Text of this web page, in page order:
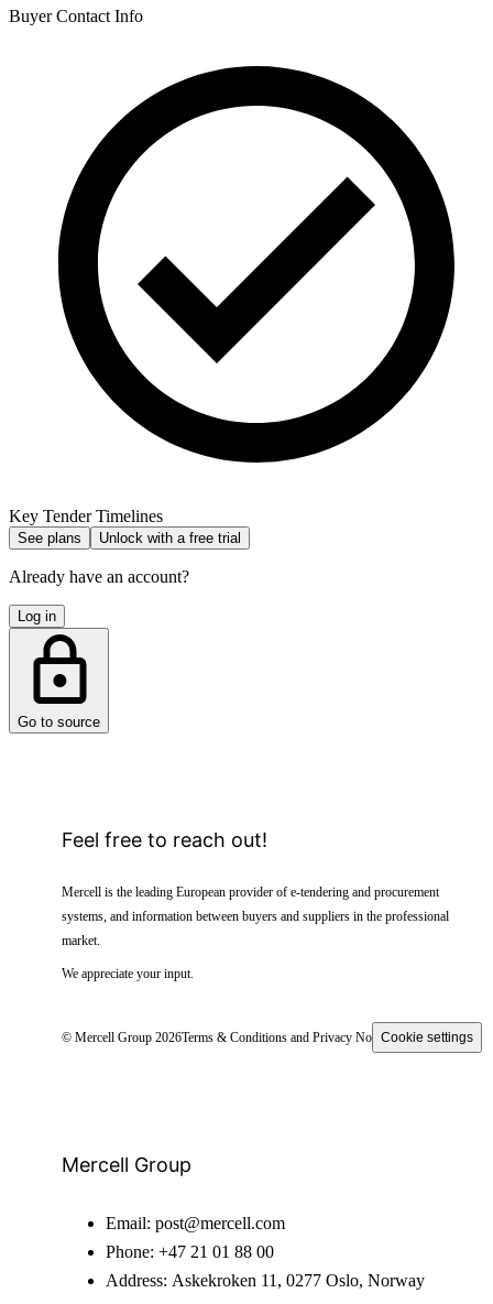
Buyer Contact Info
Key Tender Timelines
See plans Unlock with a free trial
Already have an account?
Log in
Go to source
Feel free to reach out!
Mercell is the leading European provider of e-tendering and procurement
systems, and information between buyers and suppliers in the professional
market.
We appreciate your input.
© Mercell Group 2026Terms & Conditions and Privacy NoticeCookie settings
Mercell Group
Email: post@mercell.com
Phone: +47 21 01 88 00
Address: Askekroken 11, 0277 Oslo, Norway